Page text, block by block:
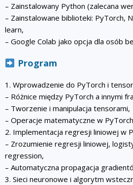
– Zainstalowany Python (zalecana
– Zainstalowane biblioteki: PyTorch,
learn,
– Google Colab jako opcja dla osób
Program
1. Wprowadzenie do PyTorch i
– Różnice między PyTorch a innymi
– Tworzenie i manipulacja tensorami,
– Operacje matematyczne w
2. Implementacja regresji liniowej w
– Zrozumienie regresji liniowej,
regression,
– Automatyczna propagacja
3. Sieci neuronowe i algorytm